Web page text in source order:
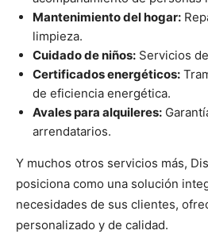
Mantenimiento del hogar:
limpieza.
Cuidado de niños: Servicios
Certificados energéticos:
de eficiencia energética.
Avales para alquileres:
arrendatarios.
Y muchos otros servicios más,
posiciona como una solución
necesidades de sus clientes,
personalizado y de calidad.